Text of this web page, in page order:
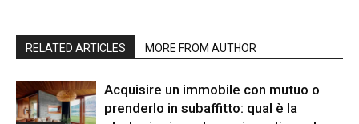
RELATED ARTICLES MORE FROM AUTHOR
Acquisire un immobile con mutuo o
prenderlo in subaffitto: qual è la